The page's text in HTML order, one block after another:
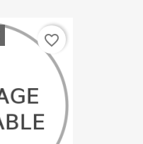
favorite_border